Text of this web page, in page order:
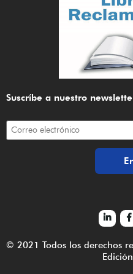
Suscríbe a nuestro
© 2021 Todos los derechos